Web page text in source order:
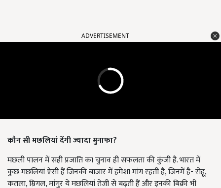
ADVERTISEMENT
कौन सी मछलियां देंगी ज्यादा मुनाफा?
मछली पालन में सही प्रजाति का चुनाव ही सफलता की कुंजी है. भारत में
कुछ मछलियां ऐसी हैं जिनकी बाजार में हमेशा मांग रहती है, जिनमें है- रोहू,
कतला, म्रिगल, मांगुर ये मछलियां तेजी से बढ़ती हैं और इनकी बिक्री भी